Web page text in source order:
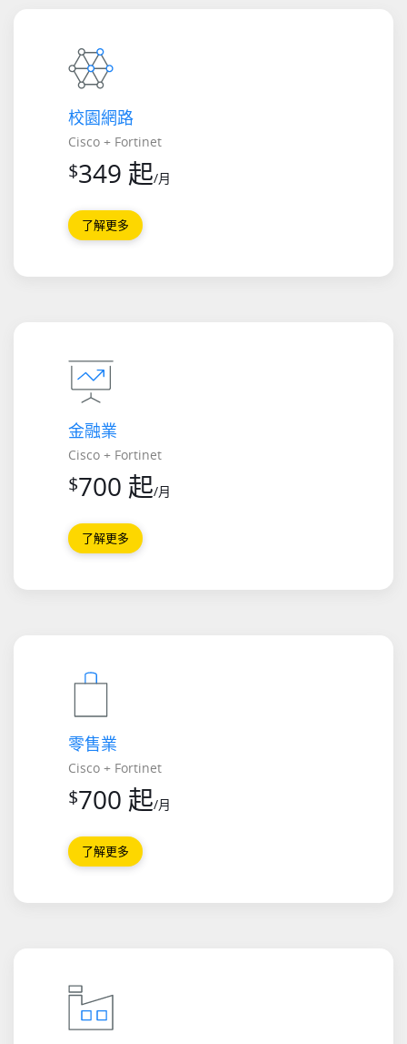
校園網路
Cisco + Fortinet
$349 起/月
了解更多
金融業
Cisco + Fortinet
$700 起/月
了解更多
零售業
Cisco + Fortinet
$700 起/月
了解更多